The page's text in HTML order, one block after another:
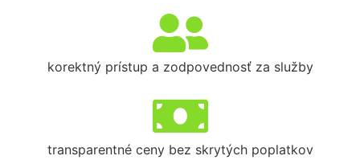
korektný prístup a zodpovednosť za služby
transparentné ceny bez skrytých poplatkov